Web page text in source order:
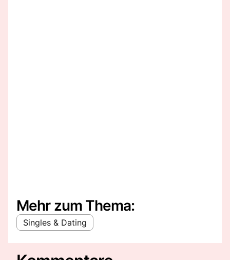
Mehr zum Thema:
Singles & Dating